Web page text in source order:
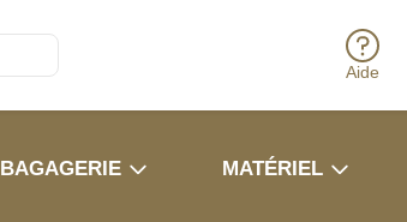
Aide
BAGAGERIE MATÉRIEL